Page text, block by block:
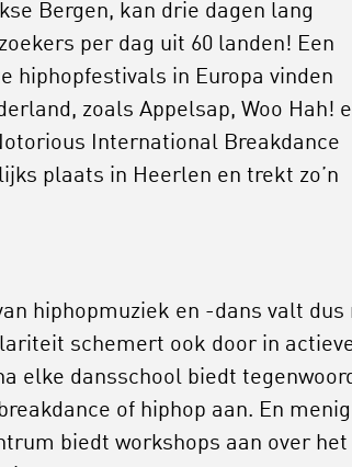
Bergen, kan drie dagen lang
per dag uit 60 landen! Een
hiphopfestivals in Europa vinden
zoals Appelsap, Woo Hah!
International Breakdance
plaats in Heerlen en trekt zo’n
hiphopmuziek en -dans valt dus
schemert ook door in
elke dansschool biedt
of hiphop aan. En menig
biedt workshops aan over het